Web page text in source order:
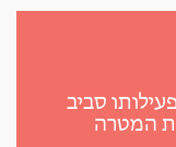
סביב
המטרה